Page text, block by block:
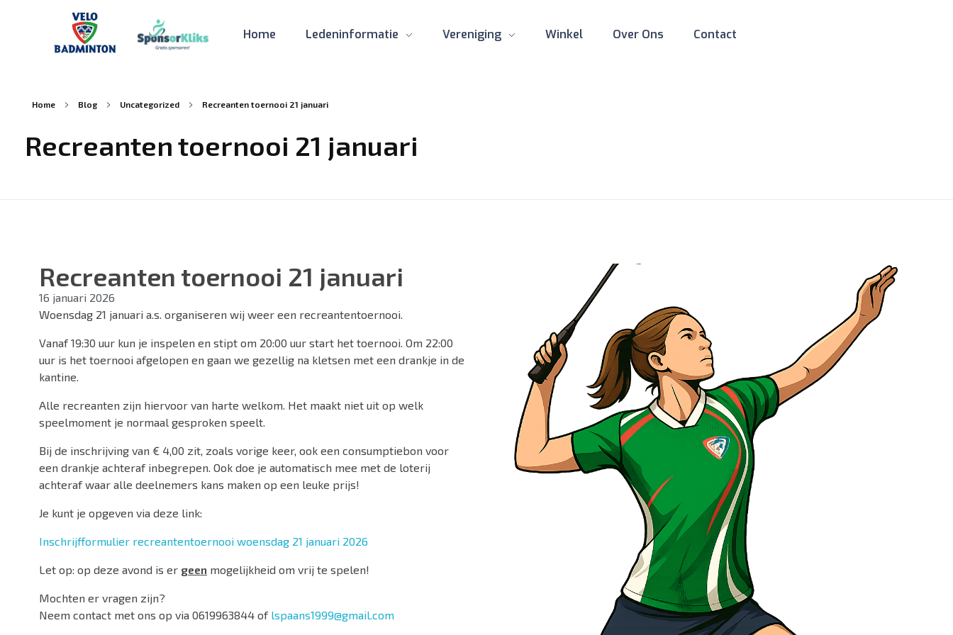
Home Ledeninformatie Vereniging Winkel Over Ons Contact
Home Blog Uncategorized Recreanten toernooi 21 januari
Recreanten toernooi 21 januari
Recreanten toernooi 21 januari
16 januari 2026
Woensdag 21 januari a.s. organiseren wij weer een recreantentoernooi.
Vanaf 19:30 uur kun je inspelen en stipt om 20:00 uur start het toernooi. Om 22:00
uur is het toernooi afgelopen en gaan we gezellig na kletsen met een drankje in de
kantine.
Alle recreanten zijn hiervoor van harte welkom. Het maakt niet uit op welk
speelmoment je normaal gesproken speelt.
Bij de inschrijving van € 4,00 zit, zoals vorige keer, ook een consumptiebon voor
een drankje achteraf inbegrepen. Ook doe je automatisch mee met de loterij
achteraf waar alle deelnemers kans maken op een leuke prijs!
Je kunt je opgeven via deze link:
Inschrijfformulier recreantentoernooi woensdag 21 januari 2026
Let op: op deze avond is er geen mogelijkheid om vrij te spelen!
Mochten er vragen zijn?
Neem contact met ons op via 0619963844 of lspaans1999@gmail.com